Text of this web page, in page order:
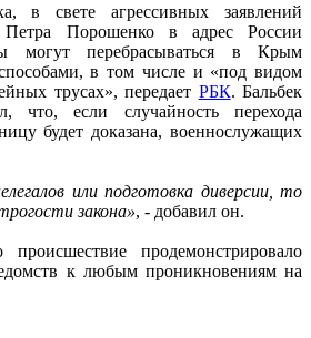
в свете агрессивных заявлений
Петра Порошенко в адрес России
могут перебрасываться в Крым
в том числе и «под видом
трусах», передает РБК. Бальбек
что, если случайность перехода
будет доказана, военнослужащих
или подготовка диверсии, то
закона», - добавил он.
продемонстрировало
к любым проникновениям на